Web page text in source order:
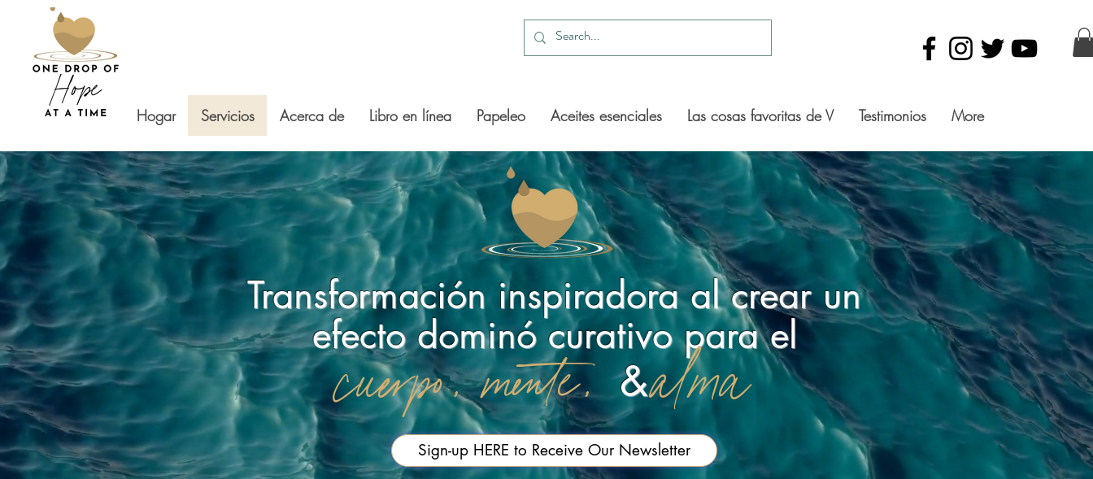
Hogar Servicios Acerca de Libro en línea Papeleo Aceites esenciales Las cosas favoritas de V Testimonios More
Transformación inspiradora al crear un
efecto dominó curativo para el
cuerpo, mente, alma
&
Sign-up HERE to Receive Our Newsletter